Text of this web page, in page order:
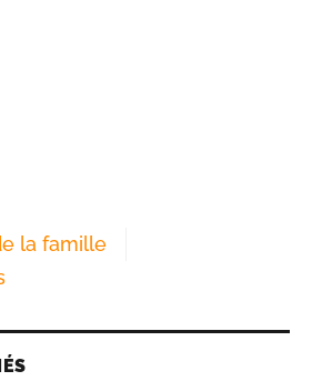
la famille